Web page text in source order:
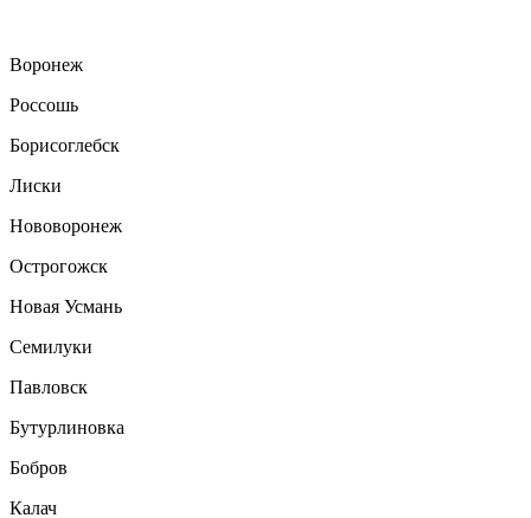
Воронеж
Россошь
Борисоглебск
Лиски
Нововоронеж
Острогожск
Новая Усмань
Семилуки
Павловск
Бутурлиновка
Бобров
Калач